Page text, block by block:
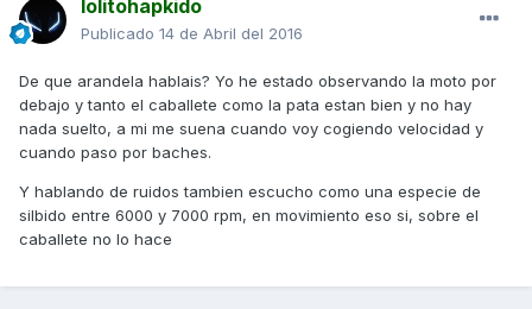
lolitohapkido
Publicado 14 de Abril del 2016
De que arandela hablais? Yo he estado observando la moto por
debajo y tanto el caballete como la pata estan bien y no hay
nada suelto, a mi me suena cuando voy cogiendo velocidad y
cuando paso por baches.
Y hablando de ruidos tambien escucho como una especie de
silbido entre 6000 y 7000 rpm, en movimiento eso si, sobre el
caballete no lo hace